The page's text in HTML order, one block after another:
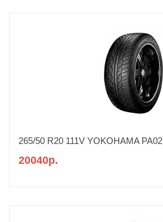
265/50 R20 111V YOKOHAMA PA02
20040р.